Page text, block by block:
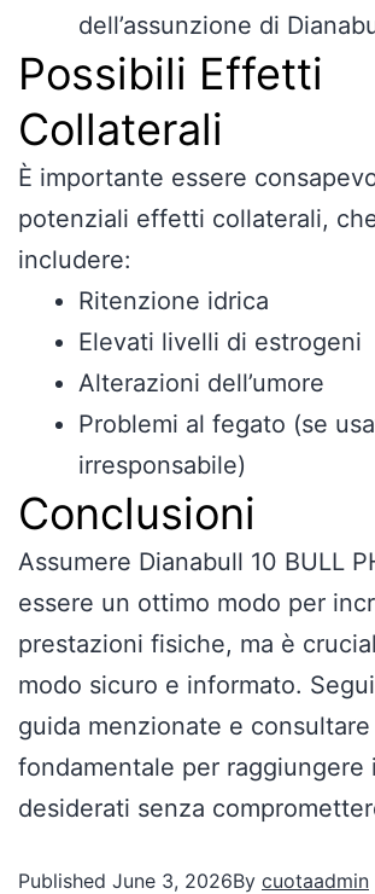
dell’assunzione di
Possibili Effetti
Collaterali
È importante essere
potenziali effetti collaterali,
includere:
Ritenzione idrica
Elevati livelli di estrogeni
Alterazioni dell’umore
Problemi al fegato (se
irresponsabile)
Conclusioni
Assumere Dianabull 10 BULL
essere un ottimo modo per
prestazioni fisiche, ma è
modo sicuro e informato.
guida menzionate e
fondamentale per raggiungere
desiderati senza
Published June 3, 2026By cuotaadmin